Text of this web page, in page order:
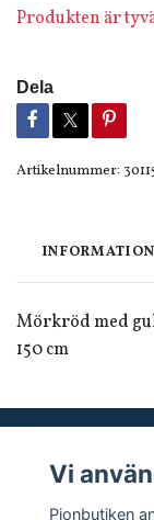
Produkten är
Dela
Artikelnummer:
INFORMATION
Mörkröd med
150 cm
Sociala medier
Vi
Pionbutiken